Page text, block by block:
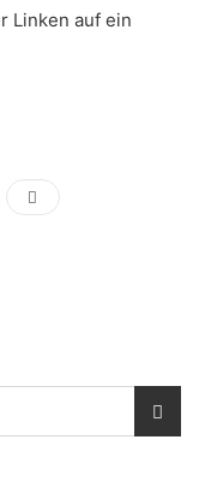
Linken auf ein